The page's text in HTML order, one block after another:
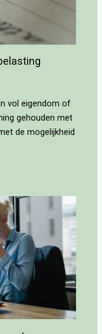
vol eigendom of
gehouden met
de mogelijkheid